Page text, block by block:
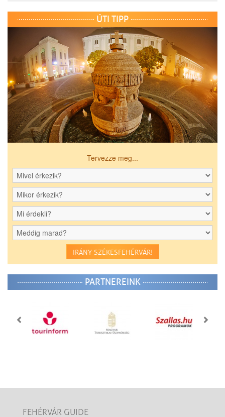
ÚTI TIPP
Tervezze meg...
IRÁNY SZÉKESFEHÉRVÁR!
PARTNEREINK
FEHÉRVÁR GUIDE